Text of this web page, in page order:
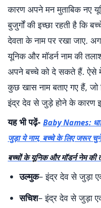
कारण अपने मन मुताबिक नए
बुजुर्गों की इच्छा रहती है कि
देवता के नाम पर रखा जाए.
यूनिक और मॉडर्न नाम की
अपने बच्चे को दे सकते हैं. ऐसे
कुछ खास नाम बताए गए हैं, जो
इंद्र देव से जुड़े होने के कारण
यह भी पढ़ें- Baby Names:
जुड़ा ये नाम, बच्चे के लिए जरूर चुनें
बच्चों के यूनिक और मॉडर्न नेम
उल्मुक– इंद्र देव से जुड़ा
सचिश– इंद्र देव से जुड़ा एक